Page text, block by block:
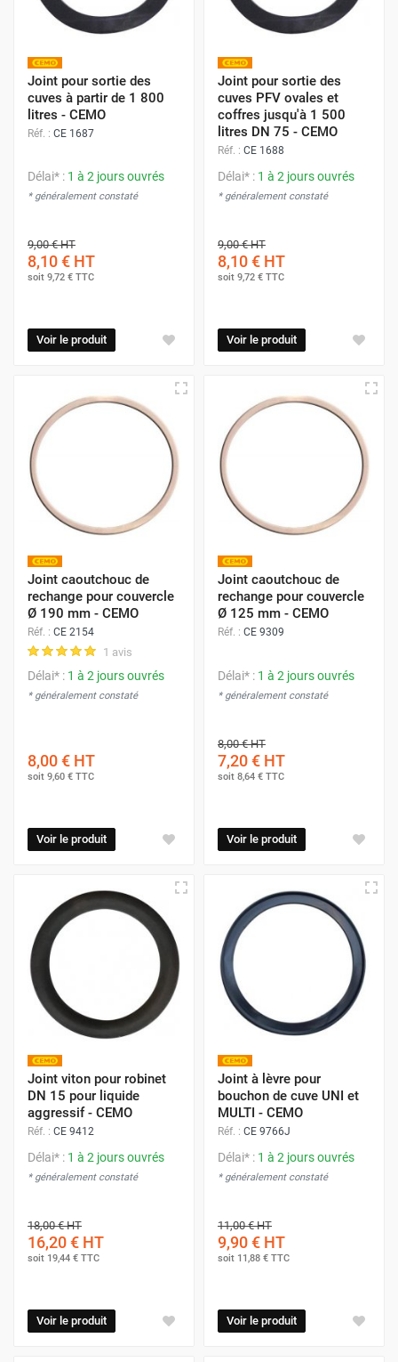
Joint pour sortie des
cuves à partir de 1 800
litres - CEMO
Réf. : CE 1687
Délai* : 1 à 2 jours ouvrés
* généralement constaté
9,00 €HT
8,10 € HT
soit 9,72 € TTC
Voir le produit
Joint pour sortie des
cuves PFV ovales et
coffres jusqu'à 1 500
litres DN 75 - CEMO
Réf. : CE 1688
Délai* : 1 à 2 jours ouvrés
* généralement constaté
9,00 €HT
8,10 € HT
soit 9,72 € TTC
Voir le produit
Joint caoutchouc de
rechange pour couvercle
Ø 190 mm - CEMO
Réf. : CE 2154
1 avis
Délai* : 1 à 2 jours ouvrés
* généralement constaté
8,00 € HT
soit 9,60 € TTC
Voir le produit
Joint caoutchouc de
rechange pour couvercle
Ø 125 mm - CEMO
Réf. : CE 9309
Délai* : 1 à 2 jours ouvrés
* généralement constaté
8,00 €HT
7,20 € HT
soit 8,64 € TTC
Voir le produit
Joint viton pour robinet
DN 15 pour liquide
aggressif - CEMO
Réf. : CE 9412
Délai* : 1 à 2 jours ouvrés
* généralement constaté
18,00 €HT
16,20 € HT
soit 19,44 € TTC
Voir le produit
Joint à lèvre pour
bouchon de cuve UNI et
MULTI - CEMO
Réf. : CE 9766J
Délai* : 1 à 2 jours ouvrés
* généralement constaté
11,00 €HT
9,90 € HT
soit 11,88 € TTC
Voir le produit